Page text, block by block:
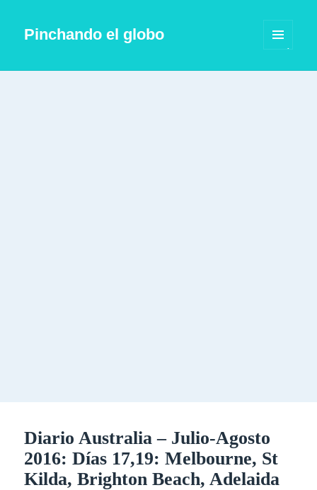
Pinchando el globo
WIDGETS
Diario Australia – Julio-Agosto
2016: Días 17,19: Melbourne, St
Kilda, Brighton Beach, Adelaida